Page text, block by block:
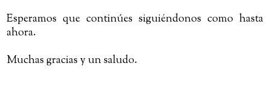
Esperamos que continúes siguiéndonos como hasta
ahora.
Muchas gracias y un saludo.